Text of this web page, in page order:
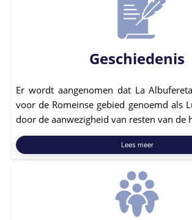
Geschiedenis
Er wordt aangenomen dat La
voor de Romeinse gebied genoemd als
door de aanwezigheid van resten van de
Lees meer